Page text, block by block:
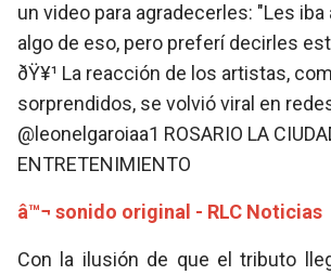
un video para agradecerles: "Les iba
algo de eso, pero preferí decirles
ðŸ¥¹ La reacción de los artistas,
sorprendidos, se volvió viral en
@leonelgaroiaa1 ROSARIO LA
ENTRETENIMIENTO
â™¬ sonido original - RLC Noticias
Con la ilusión de que el tributo